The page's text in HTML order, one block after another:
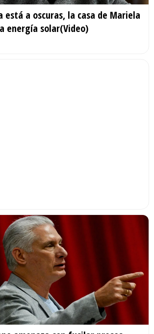
está a oscuras, la casa de Mariela
energía solar(Video)